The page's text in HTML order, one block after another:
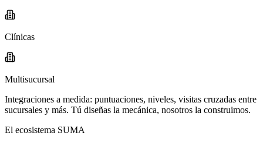
Clínicas
Multisucursal
Integraciones a medida: puntuaciones, niveles, visitas cruzadas entre
sucursales y más. Tú diseñas la mecánica, nosotros la construimos.
El ecosistema SUMA